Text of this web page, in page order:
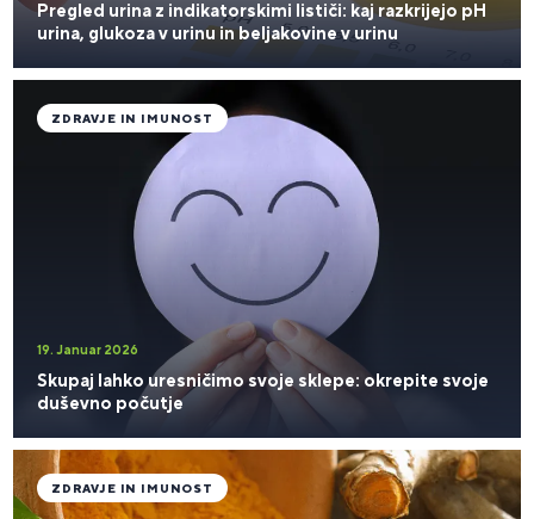
Pregled urina z indikatorskimi lističi: kaj razkrijejo pH
urina, glukoza v urinu in beljakovine v urinu
19. Januar 2026
Skupaj lahko uresničimo svoje sklepe: okrepite svoje
duševno počutje
ZDRAVJE IN IMUNOST
ZDRAVJE IN IMUNOST